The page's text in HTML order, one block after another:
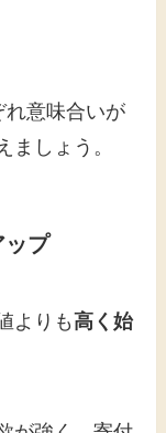
れ意味合いが
ましょう。
ップ
よりも高く始